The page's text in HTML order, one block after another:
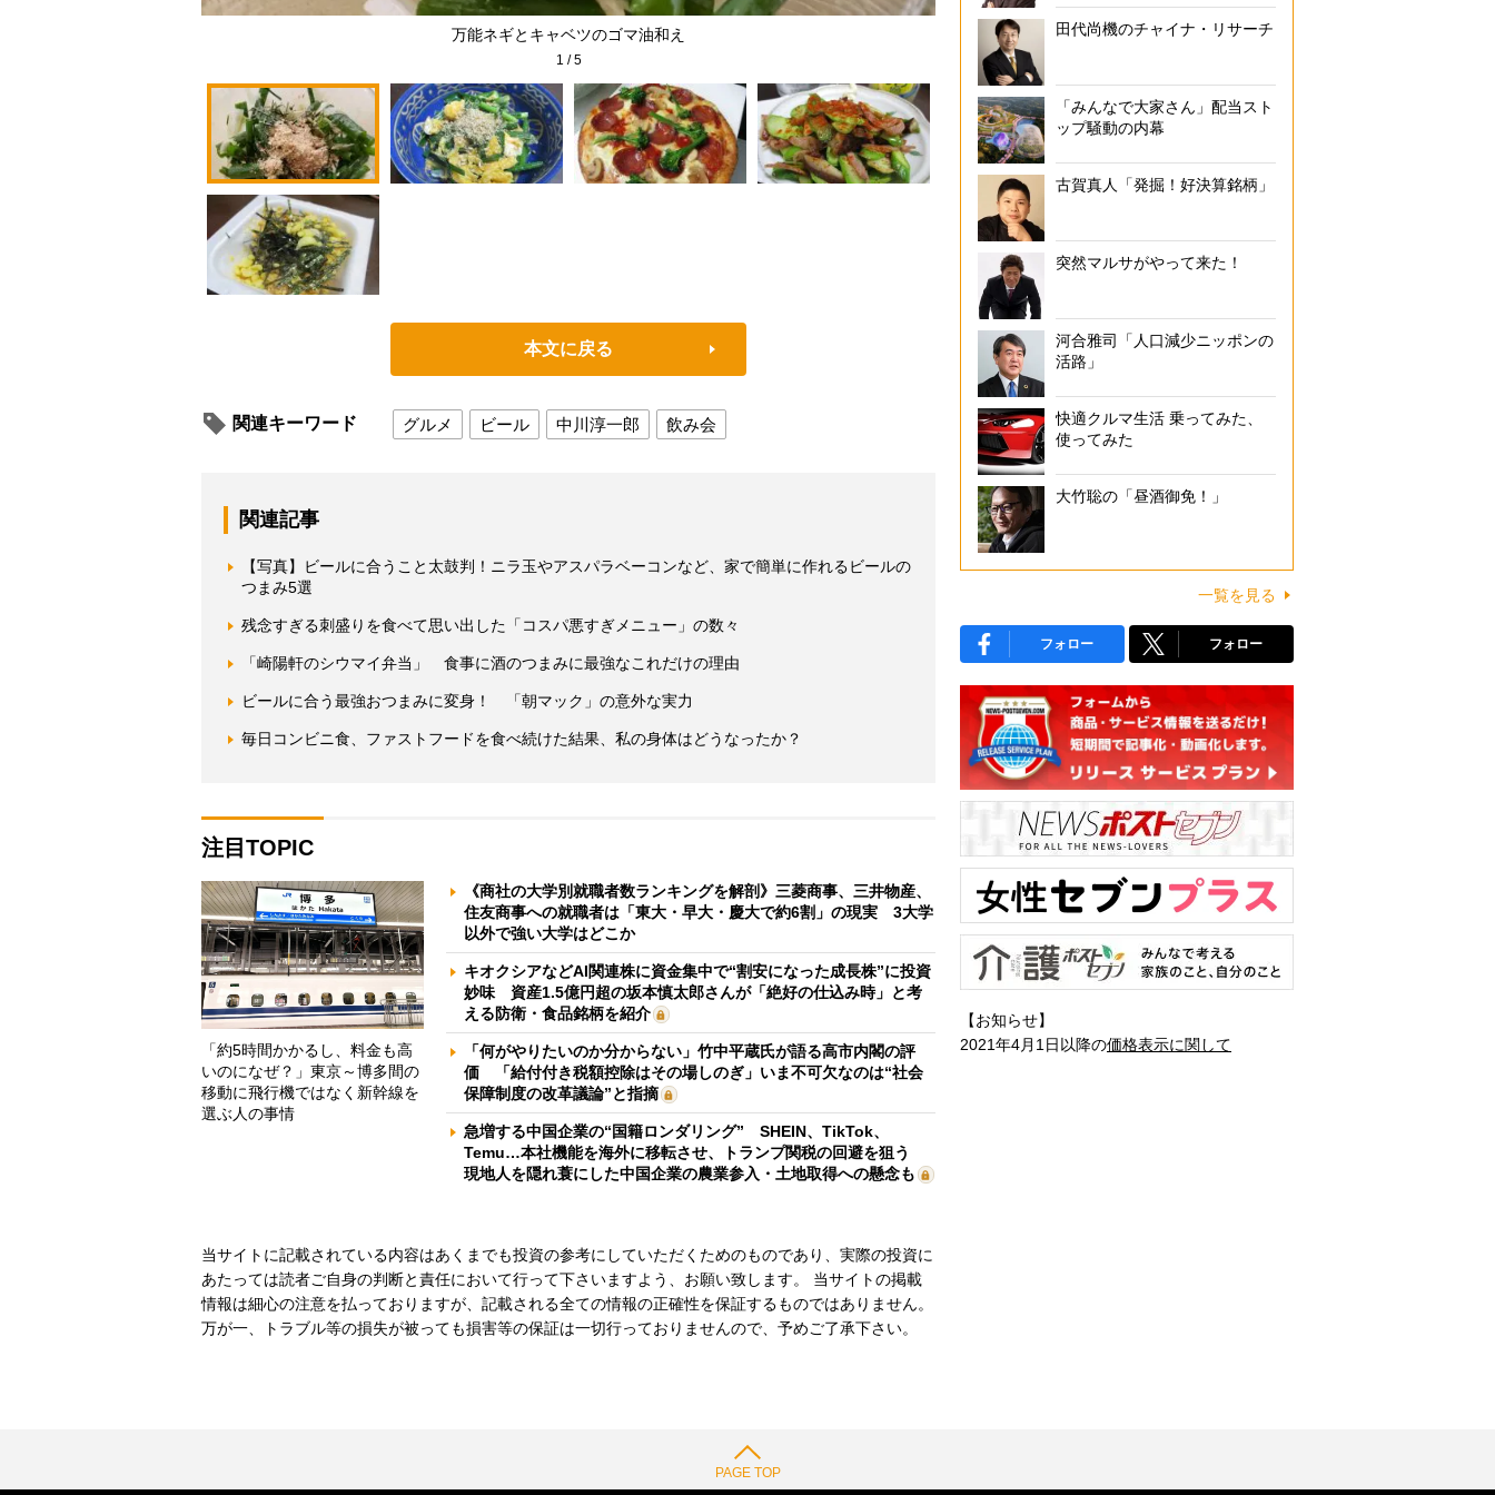
万能ネギとキャベツのゴマ油和え ビールのつまみに「ニラ玉」は最高！
1 /5
本文に戻る
関連キーワード グルメ ビール 中川淳一郎 飲み会
関連記事
【写真】ビールに合うこと太鼓判！ニラ玉やアスパラベーコンなど、家で簡単に作れるビールの
つまみ5選
残念すぎる刺盛りを食べて思い出した「コスパ悪すぎメニュー」の数々
「崎陽軒のシウマイ弁当」 食事に酒のつまみに最強なこれだけの理由
ビールに合う最強おつまみに変身！ 「朝マック」の意外な実力
毎日コンビニ食、ファストフードを食べ続けた結果、私の身体はどうなったか？
注目TOPIC
「約5時間かかるし、料金も高
いのになぜ？」東京～博多間の
移動に飛行機ではなく新幹線を
選ぶ人の事情
《商社の大学別就職者数ランキングを解剖》三菱商事、三井物産、
住友商事への就職者は「東大・早大・慶大で約6割」の現実 3大学
以外で強い大学はどこか
キオクシアなどAI関連株に資金集中で“割安になった成長株”に投資
妙味 資産1.5億円超の坂本慎太郎さんが「絶好の仕込み時」と考
える防衛・食品銘柄を紹介
「何がやりたいのか分からない」竹中平蔵氏が語る高市内閣の評
価 「給付付き税額控除はその場しのぎ」いま不可欠なのは“社会
保障制度の改革議論”と指摘
急増する中国企業の“国籍ロンダリング” SHEIN、TikTok、
Temu…本社機能を海外に移転させ、トランプ関税の回避を狙う
現地人を隠れ蓑にした中国企業の農業参入・土地取得への懸念も
当サイトに記載されている内容はあくまでも投資の参考にしていただくためのものであり、実際の投資に
あたっては読者ご自身の判断と責任において行って下さいますよう、お願い致します。 当サイトの掲載
情報は細心の注意を払っておりますが、記載される全ての情報の正確性を保証するものではありません。
万が一、トラブル等の損失が被っても損害等の保証は一切行っておりませんので、予めご了承下さい。
田代尚機のチャイナ・リサーチ
「みんなで大家さん」配当スト
ップ騒動の内幕
古賀真人「発掘！好決算銘柄」
突然マルサがやって来た！
河合雅司「人口減少ニッポンの
活路」
快適クルマ生活 乗ってみた、
使ってみた
大竹聡の「昼酒御免！」
一覧を見る
フォロー フォロー
【お知らせ】
2021年4月1日以降の価格表示に関して
PAGE TOP